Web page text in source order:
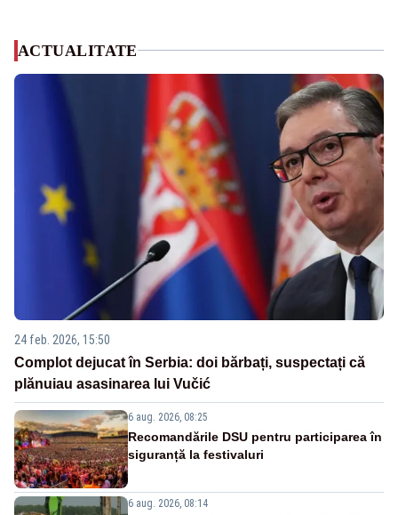
ACTUALITATE
24 feb. 2026, 15:50
Complot dejucat în Serbia: doi bărbați, suspectați că
plănuiau asasinarea lui Vučić
6 aug. 2026, 08:25
Recomandările DSU pentru participarea în
siguranță la festivaluri
6 aug. 2026, 08:14